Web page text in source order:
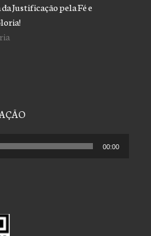
Justificação pela Fé e
00:00